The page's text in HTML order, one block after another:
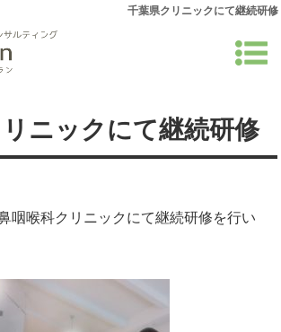
千葉県クリニックにて継続研修
ニックにて継続研修
咽喉科クリニックにて継続研修を行い